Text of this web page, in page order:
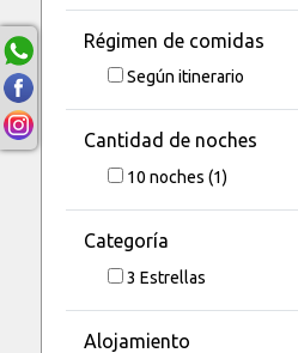
Régimen de comidas
Según itinerario
Cantidad de noches
10 noches (1)
Categoría
3 Estrellas
Alojamiento